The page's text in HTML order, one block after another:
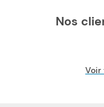
Nos
Voir